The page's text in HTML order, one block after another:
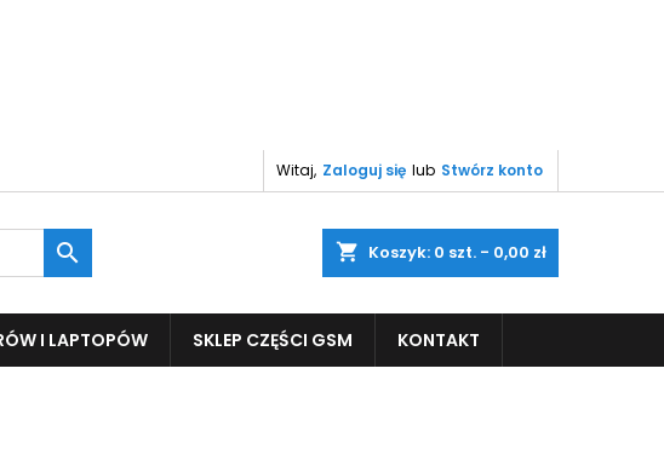
Witaj, Zaloguj się lub Stwórz konto
shopping_cart Koszyk: 0 szt. - 0,00 zł

I LAPTOPÓW SKLEP CZĘŚCI GSM KONTAKT